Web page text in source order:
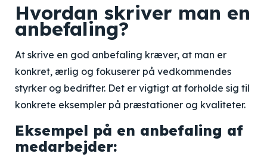
Hvordan skriver man en
anbefaling?
At skrive en god anbefaling kræver, at man er
konkret, ærlig og fokuserer på vedkommendes
styrker og bedrifter. Det er vigtigt at forholde sig til
konkrete eksempler på præstationer og kvaliteter.
Eksempel på en anbefaling af
medarbejder: